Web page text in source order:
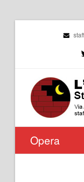
Opera